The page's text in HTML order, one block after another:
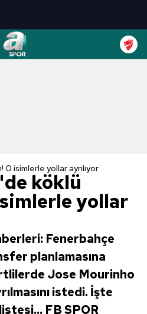
isimlerle yollar ayrılıyor
köklü
yollar
Fenerbahçe
planlamasına
Jose Mourinho
istedi. İşte
FB SPOR